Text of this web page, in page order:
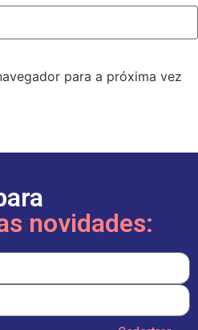
para a próxima vez
novidades: